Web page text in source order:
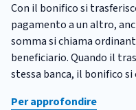
Con il bonifico si
pagamento a un altro,
somma si chiama
beneficiario. Quando il
stessa banca, il bonifico
Per approfondire